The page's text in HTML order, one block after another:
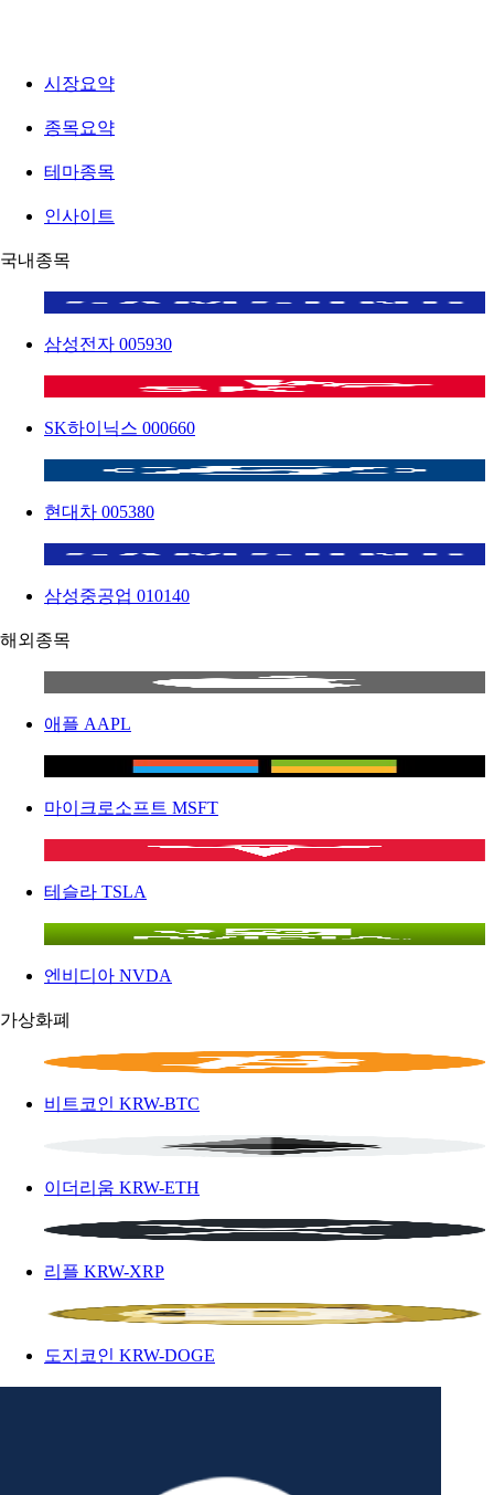
시장요약
종목요약
테마종목
인사이트
국내종목
삼성전자 005930
SK하이닉스 000660
현대차 005380
삼성중공업 010140
해외종목
애플 AAPL
마이크로소프트 MSFT
테슬라 TSLA
엔비디아 NVDA
가상화폐
비트코인 KRW-BTC
이더리움 KRW-ETH
리플 KRW-XRP
도지코인 KRW-DOGE